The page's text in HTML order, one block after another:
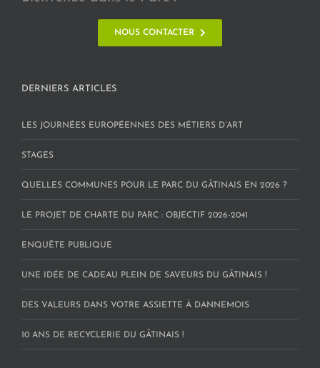
NOUS CONTACTER
DERNIERS ARTICLES
LES JOURNÉES EUROPÉENNES DES MÉTIERS D’ART
STAGES
QUELLES COMMUNES POUR LE PARC DU GÂTINAIS EN 2026 ?
LE PROJET DE CHARTE DU PARC : OBJECTIF 2026-2041
ENQUÊTE PUBLIQUE
UNE IDÉE DE CADEAU PLEIN DE SAVEURS DU GÂTINAIS !
DES VALEURS DANS VOTRE ASSIETTE À DANNEMOIS
10 ANS DE RECYCLERIE DU GÂTINAIS !